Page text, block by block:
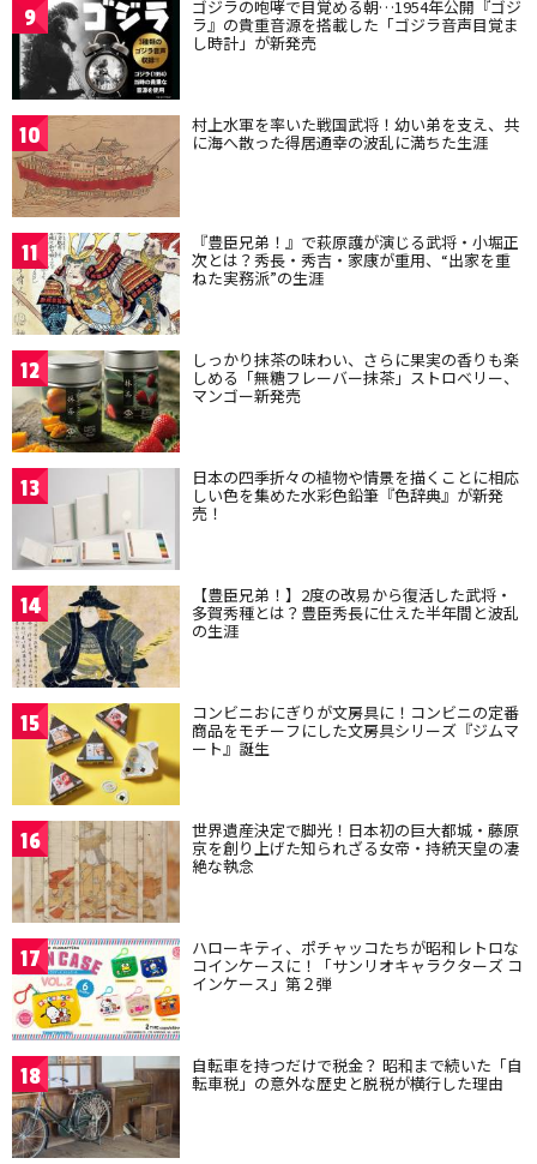
9 ゴジラの咆哮で目覚める朝…1954年公開『ゴジ
ラ』の貴重音源を搭載した「ゴジラ音声目覚ま
し時計」が新発売
10 村上水軍を率いた戦国武将！幼い弟を支え、共
に海へ散った得居通幸の波乱に満ちた生涯
11 『豊臣兄弟！』で萩原護が演じる武将・小堀正
次とは？秀長・秀吉・家康が重用、“出家を重
ねた実務派”の生涯
12 しっかり抹茶の味わい、さらに果実の香りも楽
しめる「無糖フレーバー抹茶」ストロベリー、
マンゴー新発売
13 日本の四季折々の植物や情景を描くことに相応
しい色を集めた水彩色鉛筆『色辞典』が新発
売！
14 【豊臣兄弟！】2度の改易から復活した武将・
多賀秀種とは？豊臣秀長に仕えた半年間と波乱
の生涯
15 コンビニおにぎりが文房具に！コンビニの定番
商品をモチーフにした文房具シリーズ『ジムマ
ート』誕生
16 世界遺産決定で脚光！日本初の巨大都城・藤原
京を創り上げた知られざる女帝・持統天皇の凄
絶な執念
17 ハローキティ、ポチャッコたちが昭和レトロな
コインケースに！「サンリオキャラクターズ コ
インケース」第２弾
18 自転車を持つだけで税金？ 昭和まで続いた「自
転車税」の意外な歴史と脱税が横行した理由